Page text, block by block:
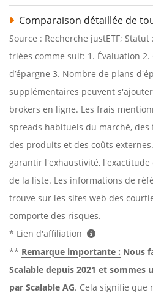
Comparaison détaillée de
Source : Recherche justETF;
triées comme suit: 1. Évaluation
d’épargne 3. Nombre de plans
supplémentaires peuvent
brokers en ligne. Les frais
spreads habituels du marché, des
des produits et des coûts
garantir l'exhaustivité,
de la liste. Les informations de
trouve sur les sites web des
comporte des risques.
* Lien d'affiliation
** Remarque importante : Nous
Scalable depuis 2021 et sommes
par Scalable AG. Cela signifie que